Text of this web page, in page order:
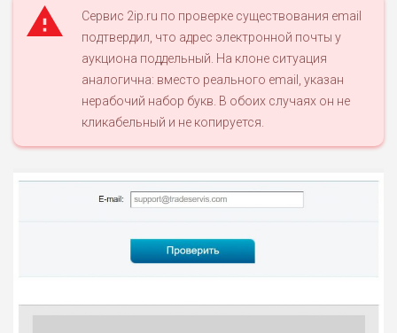
Сервис 2ip.ru по проверке существования email
подтвердил, что адрес электронной почты у
аукциона поддельный. На клоне ситуация
аналогична: вместо реального email, указан
нерабочий набор букв. В обоих случаях он не
кликабельный и не копируется.